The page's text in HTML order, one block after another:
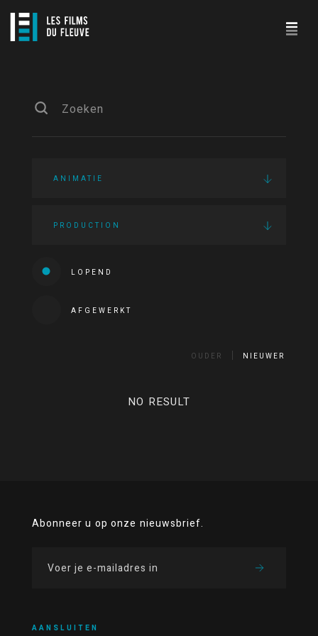
ANIMATIE
PRODUCTION
LOPEND
AFGEWERKT
OUDER NIEUWER
NO RESULT
Abonneer u op onze nieuwsbrief.
AANSLUITEN